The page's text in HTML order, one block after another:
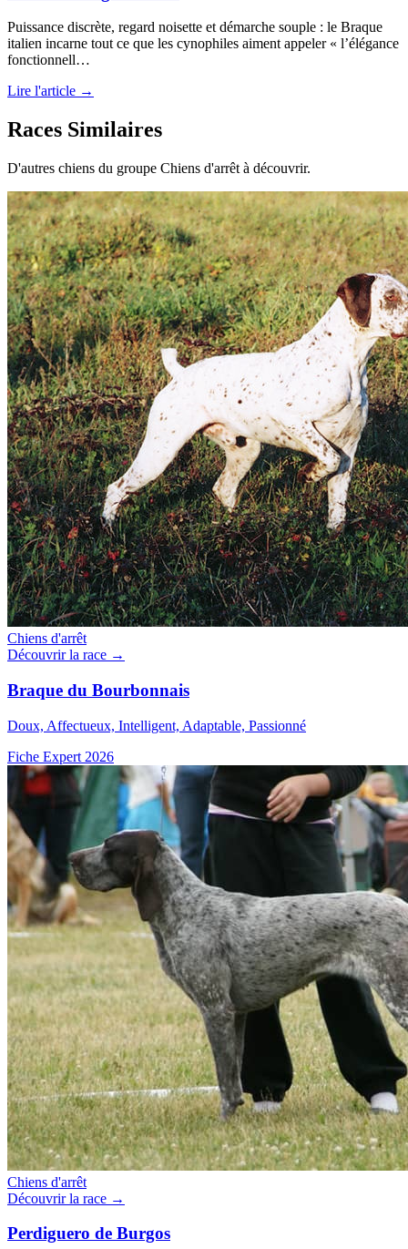
Puissance discrète, regard noisette et démarche souple : le Braque
italien incarne tout ce que les cynophiles aiment appeler « l’élégance
fonctionnell…
Lire l'article →
Races Similaires
D'autres chiens du groupe Chiens d'arrêt à découvrir.
Chiens d'arrêt
Découvrir la race →
Braque du Bourbonnais
Doux, Affectueux, Intelligent, Adaptable, Passionné
Fiche Expert 2026
Chiens d'arrêt
Découvrir la race →
Perdiguero de Burgos